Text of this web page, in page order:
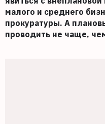
малого и среднего
прокуратуры. А
проводить не чаще,